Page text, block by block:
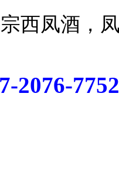
宗西凤酒
2076-7752